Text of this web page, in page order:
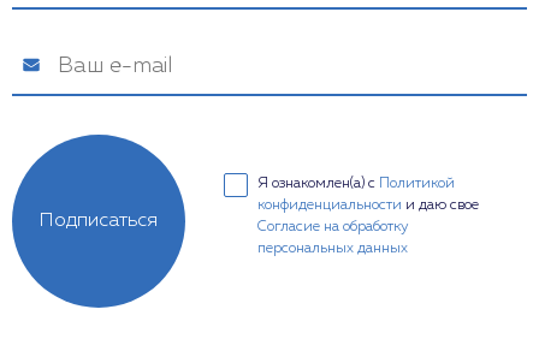
Я ознакомлен(а) с
Политикой
конфиденциальности и даю свое
Согласие на обработку
персональных данных
Подписаться